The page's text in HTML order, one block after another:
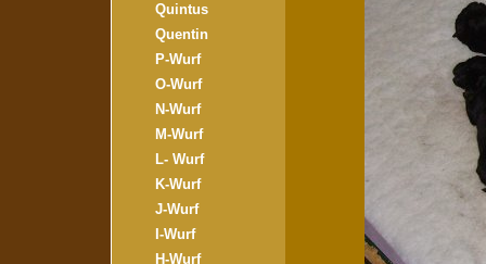
Quintus
Quentin
P-Wurf
O-Wurf
N-Wurf
M-Wurf
L- Wurf
K-Wurf
J-Wurf
I-Wurf
H-Wurf